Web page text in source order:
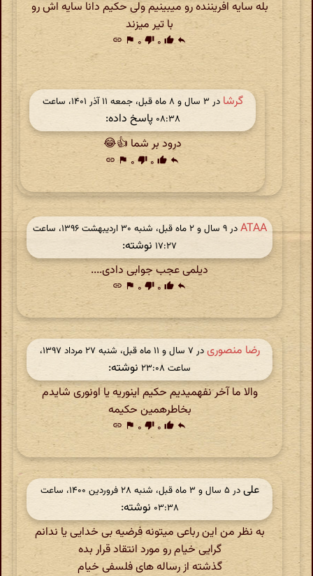
بله سایه افریننده رو میبینیم ولی حکیم دانا سایه اش رو
با تیر میزند
reply
thumb_up ۰ thumb_down ۰ flag
link
گرشا
در ‫۳ سال و ۸ ماه قبل، جمعه ۱۱ آذر ۱۴۰۱، ساعت
۰۸:۳۸ پاسخ داده:
درود بر شما 👍😂
reply
thumb_up ۰ thumb_down ۰ flag
link
ATAA
در ‫۹ سال و ۲ ماه قبل، شنبه ۳۰ اردیبهشت ۱۳۹۶، ساعت
۱۷:۲۷ نوشته:
دیلمی عجب جوابی دادی....
reply
thumb_up ۰ thumb_down ۰ flag
link
رضا منصوری
در ‫۷ سال و ۱۱ ماه قبل، شنبه ۲۷ مرداد ۱۳۹۷،
ساعت ۲۳:۰۸
نوشته:
والا ما آخر نفهمیدیم حکیم اینوریه یا اونوری شایدم
بخاطر‌همین حکیمه
reply
thumb_up ۰ thumb_down ۰ flag
link
علی
در ‫۵ سال و ۳ ماه قبل، شنبه ۲۸ فروردین ۱۴۰۰، ساعت
۰۳:۳۸ نوشته:
به نظر من این رباعی میتونه فرضیه بی خدایی یا ندانم
گرایی خیام رو مورد انتقاد قرار بده
گذشته از رساله های فلسفی خیام